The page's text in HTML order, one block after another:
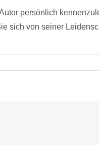
persönlich
sich von seiner